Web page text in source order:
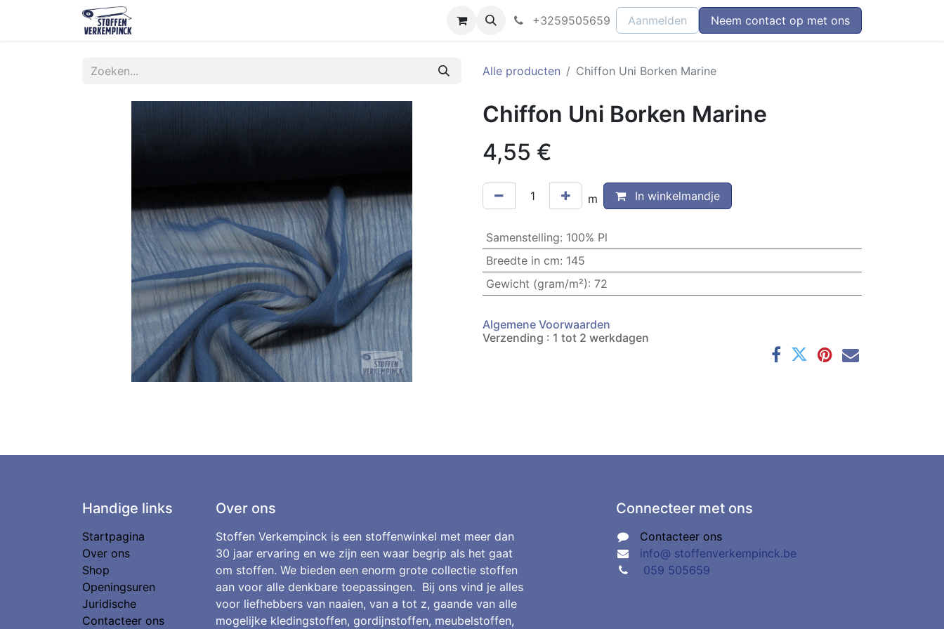
+3259505659 Aanmelden Neem contact op met ons
Alle producten Chiffon Uni Borken Marine
Chiffon Uni Borken Marine
4,55 €
m In winkelmandje
Samenstelling: 100% Pl
Breedte in cm: 145
Gewicht (gram/m²): 72
Algemene Voorwaarden
Verzending : 1 tot 2 werkdagen
Handige links
Startpagina
Over ons
Shop
Openingsuren
Juridische
Contacteer ons
Over ons
Stoffen Verkempinck is een stoffenwinkel met meer dan
30 jaar ervaring en we zijn een waar begrip als het gaat
om stoffen. We bieden een enorm grote collectie stoffen
aan voor alle denkbare toepassingen. Bij ons vind je alles
voor liefhebbers van naaien, van a tot z, gaande van alle
mogelijke kledingstoffen, gordijnstoffen, meubelstoffen,
Connecteer met ons
Contacteer ons
info@ stoffenverkempinck.be
059 505659